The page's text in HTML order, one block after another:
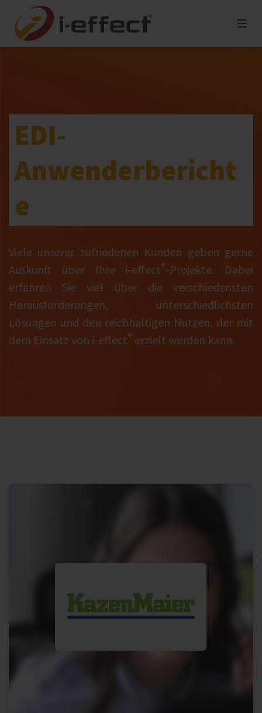
EDI-
Anwenderbericht
e
Viele unserer zufriedenen Kunden geben gerne
Auskunft über Ihre i‑effect®-Projekte. Dabei
erfahren Sie viel über die verschiedensten
Herausforderungen, unterschiedlichsten
Lösungen und den reichhaltigen Nutzen, der mit
dem Einsatz von i‑effect® erzielt werden kann.